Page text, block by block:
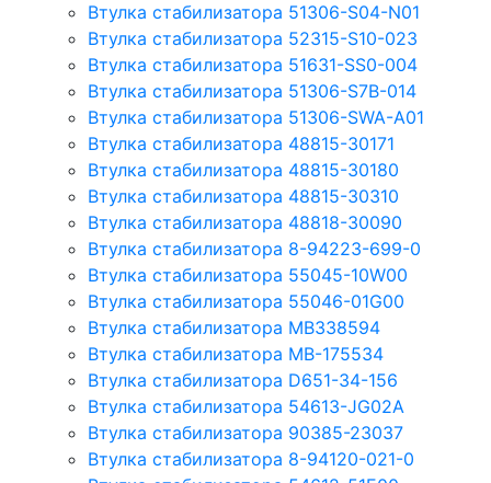
Втулка стабилизатора 51306-S04-N01
Втулка стабилизатора 52315-S10-023
Втулка стабилизатора 51631-SS0-004
Втулка стабилизатора 51306-S7B-014
Втулка стабилизатора 51306-SWA-A01
Втулка стабилизатора 48815-30171
Втулка стабилизатора 48815-30180
Втулка стабилизатора 48815-30310
Втулка стабилизатора 48818-30090
Втулка стабилизатора 8-94223-699-0
Втулка стабилизатора 55045-10W00
Втулка стабилизатора 55046-01G00
Втулка стабилизатора MB338594
Втулка стабилизатора MB-175534
Втулка стабилизатора D651-34-156
Втулка стабилизатора 54613-JG02A
Втулка стабилизатора 90385-23037
Втулка стабилизатора 8-94120-021-0